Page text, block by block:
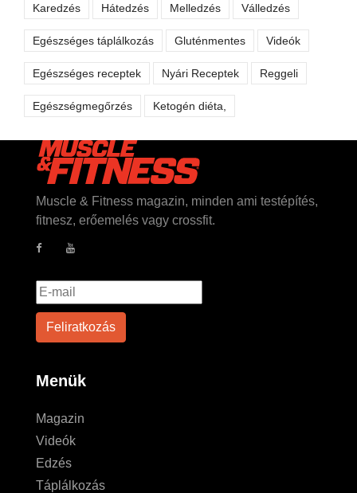
Karedzés Hátedzés Melledzés Válledzés
Egészséges táplálkozás Gluténmentes Videók
Egészséges receptek Nyári Receptek Reggeli
Egészségmegőrzés Ketogén diéta,
Muscle & Fitness magazin, minden ami testépítés,
fitnesz, erőemelés vagy crossfit.
Menük
Magazin
Videók
Edzés
Táplálkozás